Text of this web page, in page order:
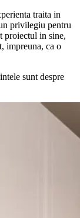
traita in
privilegiu pentru
proiectul in sine,
impreuna, ca o
sunt despre